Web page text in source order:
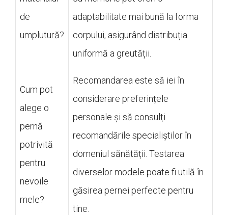
de
umplutură?
adaptabilitate mai bună la forma
corpului, asigurând distribuția
uniformă a greutății.
Cum pot
alege o
pernă
potrivită
pentru
nevoile
mele?
Recomandarea este să iei în
considerare preferințele
personale și să consulți
recomandările specialiștilor în
domeniul sănătății. Testarea
diverselor modele poate fi utilă în
găsirea pernei perfecte pentru
tine.